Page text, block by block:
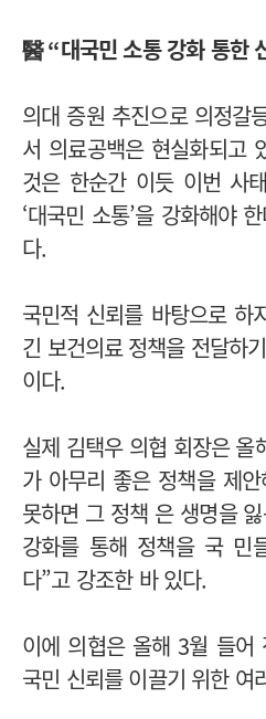
醫 “대국민 소통 강화 통한
의대 증원 추진으로 의정갈
서 의료공백은 현실화되고
것은 한순간 이듯 이번 사
‘대국민 소통’을 강화해야
다.
국민적 신뢰를 바탕으로 하
긴 보건의료 정책을 전달하
이다.
실제 김택우 의협 회장은 올
가 아무리 좋은 정책을 제
못하면 그 정책 은 생명을
강화를 통해 정책을 국 민
다”고 강조한 바 있다.
이에 의협은 올해 3월 들어
국민 신뢰를 이끌기 위한 여